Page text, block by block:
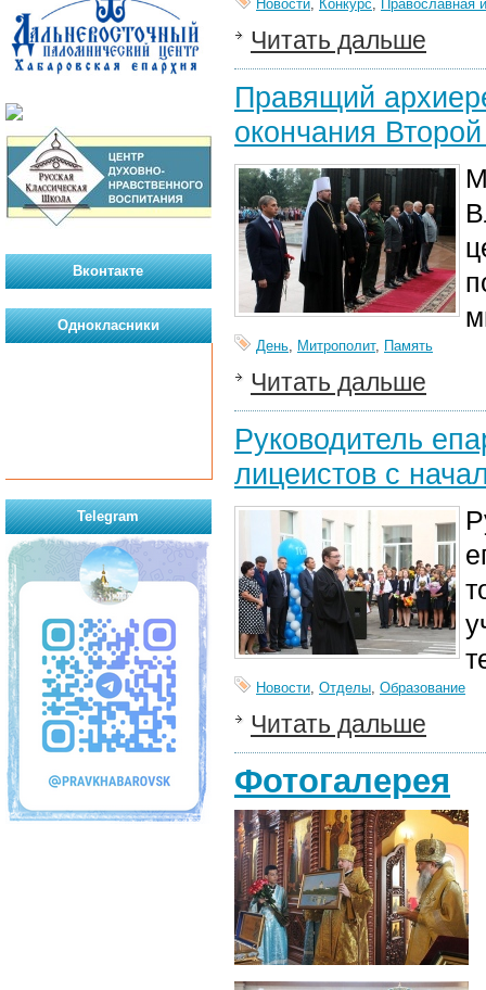
Новости, Конкурс, Православная
Читать дальше
Правящий
окончания
День, Митрополит, Память
Читать дальше
Руководитель
лицеистов с
Новости, Отделы, Образование
Читать дальше
Фотогалерея
Вконтакте
Однокласники
Telegram